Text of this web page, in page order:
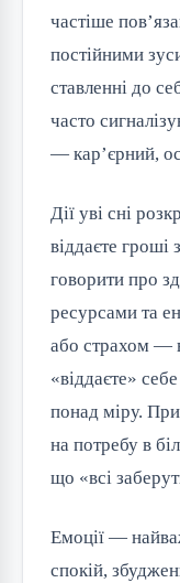
частіше
постійними
ставленні до
часто
— кар’єрний,
Дії уві сні
віддаєте
говорити про
ресурсами та
або страхом —
«віддаєте»
понад міру.
на потребу в
що «всі
Емоції —
спокій,